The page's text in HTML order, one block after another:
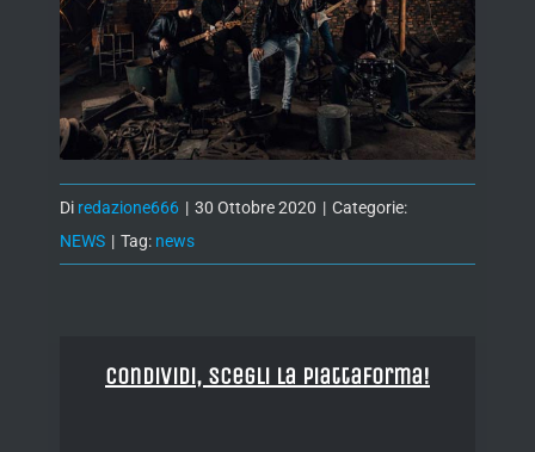
Di redazione666 | 30 Ottobre 2020 | Categorie:
NEWS | Tag: news
Condividi, Scegli la piattaforma!